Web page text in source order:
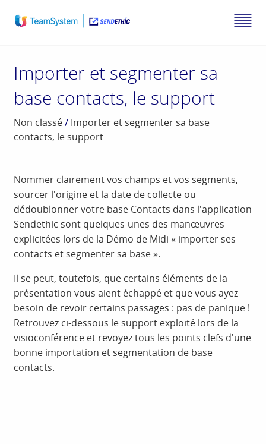
Importer et segmenter sa
base contacts, le support
Non classé/ Importer et segmenter sa base
contacts, le support
Nommer clairement vos champs et vos segments,
sourcer l'origine et la date de collecte ou
dédoublonner votre base Contacts dans l'application
Sendethic sont quelques-unes des manœuvres
explicitées lors de la Démo de Midi « importer ses
contacts et segmenter sa base ».
Il se peut, toutefois, que certains éléments de la
présentation vous aient échappé et que vous ayez
besoin de revoir certains passages : pas de panique !
Retrouvez ci-dessous le support exploité lors de la
visioconférence et revoyez tous les points clefs d'une
bonne importation et segmentation de base
contacts.